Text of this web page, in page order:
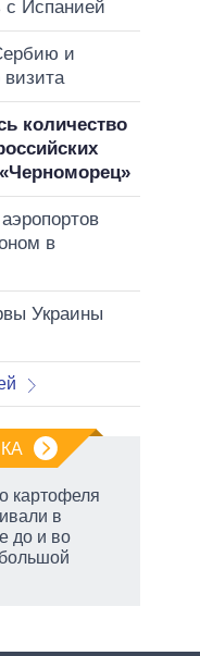
с Испанией
и
количество
в
Украины
картофеля
в
до и во